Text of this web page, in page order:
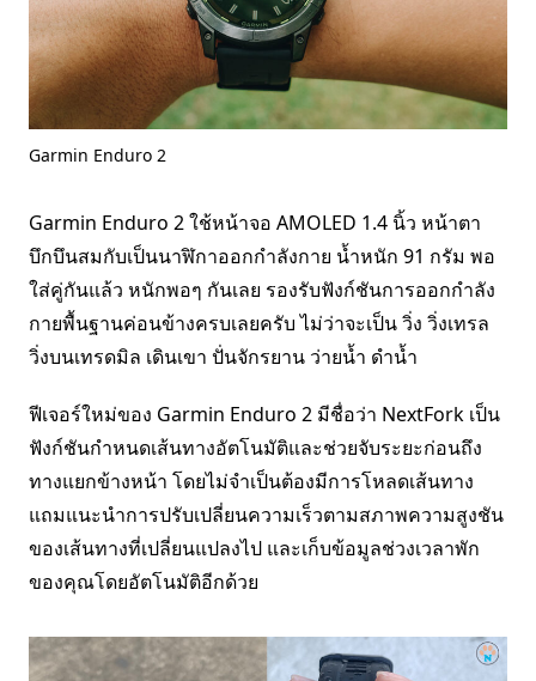
Garmin Enduro 2
Garmin Enduro 2 ใช้หน้าจอ AMOLED 1.4 นิ้ว หน้าตา
บึกบึนสมกับเป็นนาฬิกาออกกำลังกาย น้ำหนัก 91 กรัม พอ
ใส่คู่กันแล้ว หนักพอๆ กันเลย รองรับฟังก์ชันการออกกำลัง
กายพื้นฐานค่อนข้างครบเลยครับ ไม่ว่าจะเป็น วิ่ง วิ่งเทรล
วิ่งบนเทรดมิล เดินเขา ปั่นจักรยาน ว่ายน้ำ ดำน้ำ
ฟีเจอร์ใหม่ของ Garmin Enduro 2 มีชื่อว่า NextFork เป็น
ฟังก์ชันกำหนดเส้นทางอัตโนมัติและช่วยจับระยะก่อนถึง
ทางแยกข้างหน้า โดยไม่จำเป็นต้องมีการโหลดเส้นทาง
แถมแนะนำการปรับเปลี่ยนความเร็วตามสภาพความสูงชัน
ของเส้นทางที่เปลี่ยนแปลงไป และเก็บข้อมูลช่วงเวลาพัก
ของคุณโดยอัตโนมัติอีกด้วย